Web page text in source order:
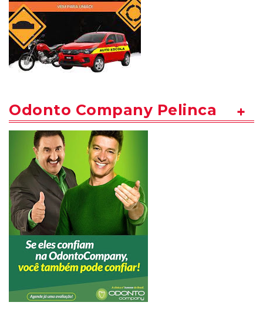
Odonto Company Pelinca